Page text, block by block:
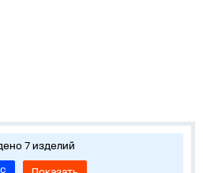
7 изделий